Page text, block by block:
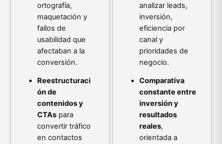
ortografía,
maquetación y
fallos de
usabilidad que
afectaban a la
conversión.
Reestructuraci
ón de
contenidos y
CTAspara
convertir tráfico
en contactos
analizar leads,
inversión,
eficiencia por
canal y
prioridades de
negocio.
Comparativa
constante entre
inversión y
resultados
reales,
orientada a